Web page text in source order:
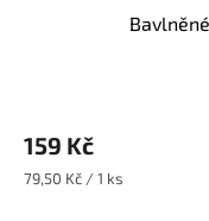
produktu
je
5,0
159 Kč
Měrná
79,50 Kč / 1 ks